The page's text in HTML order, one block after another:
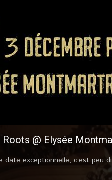
@ Elysée
exceptionnelle, c’est peu